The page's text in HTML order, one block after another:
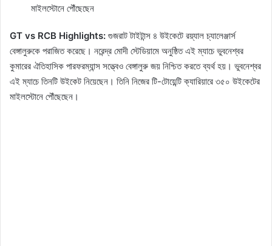
মাইলস্টোনে পৌঁছেছেন
GT vs RCB Highlights: গুজরাট টাইটান্স ৪ উইকেটে রয়্যাল চ্যালেঞ্জার্স
বেঙ্গালুরুকে পরাজিত করেছে। নরেন্দ্র মোদী স্টেডিয়ামে অনুষ্ঠিত এই ম্যাচে ভুবনেশ্বর
কুমারের ঐতিহাসিক পারফরম্যান্স সত্ত্বেও বেঙ্গালুরু জয় নিশ্চিত করতে ব্যর্থ হয়। ভুবনেশ্বর
এই ম্যাচে তিনটি উইকেট নিয়েছেন। তিনি নিজের টি-টোয়েন্টি ক্যারিয়ারে ৩৫০ উইকেটের
মাইলস্টোনে পৌঁছেছেন।